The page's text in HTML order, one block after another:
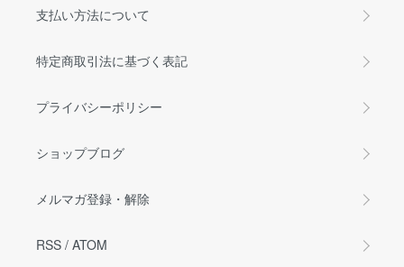
支払い方法について
特定商取引法に基づく表記
プライバシーポリシー
ショップブログ
メルマガ登録・解除
RSS / ATOM